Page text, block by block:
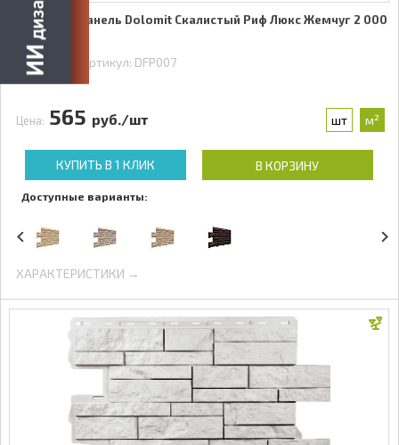
Фасадная панель Dolomit Скалистый Риф Люкс Жемчуг 2 000
x 210 мм
В наличии Артикул: DFP007
Цена: 565 руб./шт шт м²
КУПИТЬ В 1 КЛИК В КОРЗИНУ
Доступные варианты:
ХАРАКТЕРИСТИКИ →